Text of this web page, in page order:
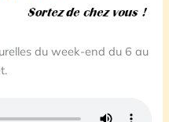
du week-end du 6 au